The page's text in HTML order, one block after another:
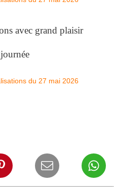
avec grand plaisir